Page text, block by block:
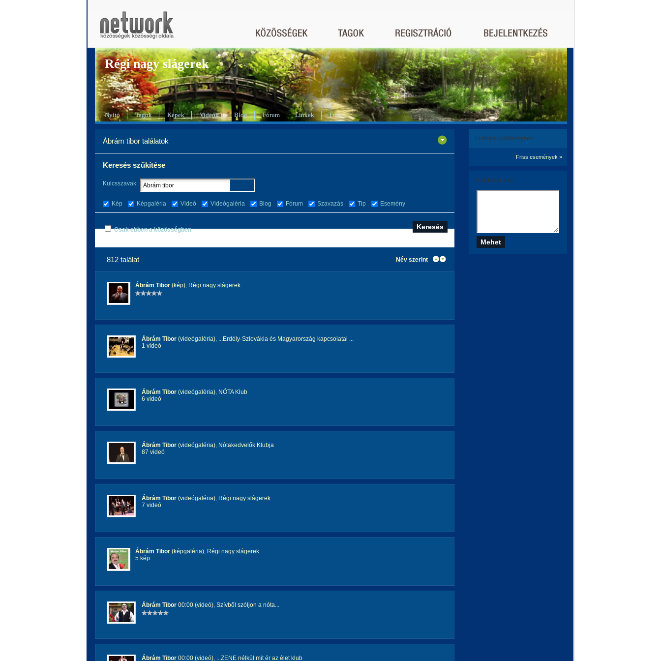
Régi nagy slágerek
Nyitó Tagok Képek Videók Blog Fórum Linkek Friss
Ábrám tibor találatok
Keresés szűkítése
Kulcsszavak:
Kép Képgaléria Videó Videógaléria Blog Fórum Szavazás Tip Esemény
Csak ebben a közösségben
812 találat Név szerint
Ábrám Tibor (kép), Régi nagy slágerek
Ábrám Tibor (videógaléria), ...Erdély-Szlovákia és Magyarország kapcsolatai ...
1 videó
Ábrám Tibor (videógaléria), NÓTA Klub
6 videó
Ábrám Tibor (videógaléria), Nótakedvelők Klubja
87 videó
Ábrám Tibor (videógaléria), Régi nagy slágerek
7 videó
Ábrám Tibor (képgaléria), Régi nagy slágerek
5 kép
Ábrám Tibor 00:00 (videó), Szívből szóljon a nóta...
Ábrám Tibor 00:00 (videó), ...ZENE nélkül mit ér az élet klub
Ez történt a közösségben:
Friss események »
Szólj hozzá te is!